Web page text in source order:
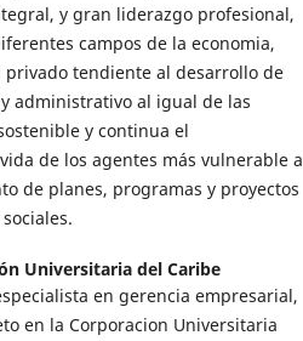
y gran liderazgo profesional,
campos de la economia,
tendiente al desarrollo de
administrativo al igual de las
y continua el
de los agentes más vulnerable a
de planes, programas y proyectos
Universitaria del Caribe
en gerencia empresarial,
en la Corporacion Universitaria